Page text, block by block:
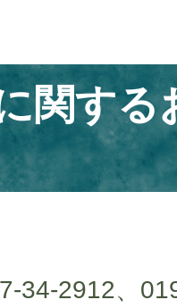
関する
34-2912、